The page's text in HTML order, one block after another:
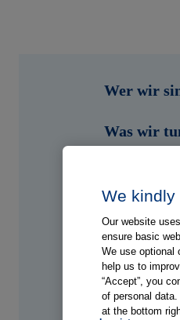
Wer wir
Was wir
Portale
Jobs
We kindly
Our website
ensure basic
We use optional
help us to
“Accept”, you
of personal
at the bottom